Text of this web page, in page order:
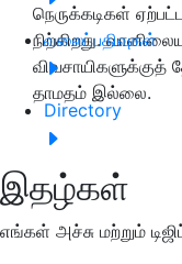
வலைப்பதிவுகள்
Directory
இதழ்கள்
எங்கள் அச்சு மற்றும்
நெருக்கடிகள்
நிற்கிறது.
தாமதம் இல்லை.